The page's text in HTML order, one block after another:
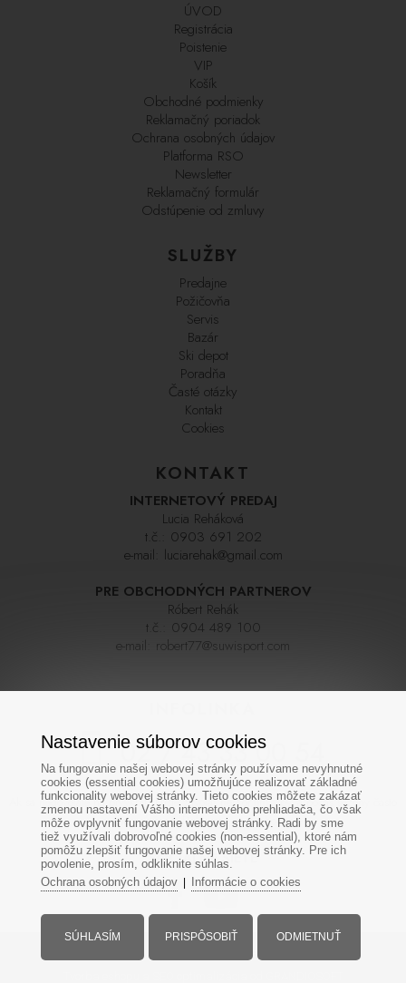
ÚVOD
Registrácia
Poistenie
VIP
Košík
Obchodné podmienky
Reklamačný poriadok
Ochrana osobných údajov
Platforma RSO
Newsletter
Reklamačný formulár
Odstúpenie od zmluvy
SLUŽBY
Predajne
Požičovňa
Servis
Bazár
Ski depot
Poradňa
Časté otázky
Kontakt
Cookies
KONTAKT
INTERNETOVÝ PREDAJ
Lucia Reháková
t.č.: 0903 691 202
e-mail: luciarehak@gmail.com
PRE OBCHODNÝCH PARTNEROV
Róbert Rehák
t.č.: 0904 489 100
e-mail: robert77@suwisport.com
02 / 43 33 00 54
Ak sa nedovoláte na prvýkrát skúste zavolať neskôr,linka býva počas sezóny často
veľmi vyťažená. Ďakujeme za pochopenie
SOCIÁLNE SIETE
Nastavenie súborov cookies
Na fungovanie našej webovej stránky používame nevyhnutné
cookies (essential cookies) umožňujúce realizovať základné
funkcionality webovej stránky. Tieto cookies môžete zakázať
zmenou nastavení Vášho internetového prehliadača, čo však
môže ovplyvniť fungovanie webovej stránky. Radi by sme
tiež využívali dobrovoľné cookies (non-essential), ktoré nám
pomôžu zlepšiť fungovanie našej webovej stránky. Pre ich
povolenie, prosím, odkliknite súhlas.
Ochrana osobných údajov| Informácie o cookies
SÚHLASÍM PRISPÔSOBIŤ ODMIETNUŤ